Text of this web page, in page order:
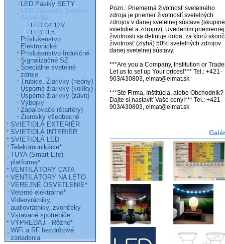
Pozn.: Priemerná životnosť svetelného
zdroja je priemer životností svetelných
zdrojov v danej svetelnej sústave (skupine
svietidiel a zdrojov). Uvedením priemernej
životnosti sa definuje doba, za ktorú
životnosť (zlyhá) 50% svetelných zdrojov
danej svetelnej sústavy.
***Are you a Company, Institution or
Let us to set up Your prices!*** Tel.: +421-
903/430803, elmat@elmat.sk
***Ste Firma, Inštitúcia, alebo Obchodník?
Dajte si nastaviť Vaše ceny!*** Tel.: +421-
903/430803, elmat@elmat.sk
LED Pásiky SETY
LED Žiarovky Trubice
Svietidlá
LED G4 12V
LED TL5
Príslušenstvo
Elektronické
Príslušenstvo Indukčné
Signalizačné SZ
Špeciálne svetelné
zdroje
Trubice, Žiarivky (neóny)
Úsporné žiarivky (kolíky)
Úsporné žiarivky (závit)
Výbojky
Zapaľovače (štartéry)
Žiarovky všeobecné
SVIETIDLÁ EXTERIÉR
SVIETIDLÁ INTERIÉR
SVIETIDLÁ LED
Telekomunikácie*
TUYA (Smart Life)
platforma*
VENTILÁTORY CATA
VENTILÁTORY NA LETO
VEREJNÉ OSVETLENIE*
Veterné elektrárne*
Videovrátniky,
audiovrátniky, zvončeky
Vstavané spotrebiče
VÝPREDAJ - Rôzne*
WiFi a RF bezdrôtové
zariadenia